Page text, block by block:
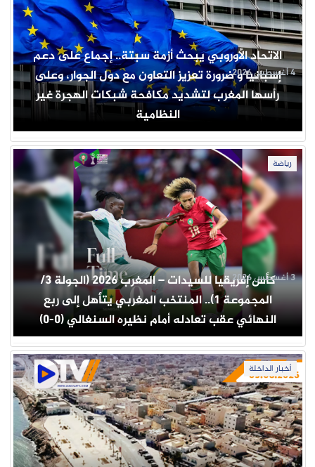
الاتحاد الأوروبي يبحث أزمة سبتة.. إجماع على دعم
إسبانيا و ضرورة تعزيز التعاون مع دول الجوار، وعلى
رأسها المغرب لتشديد مكافحة شبكات الهجرة غير
النظامية
4 أغسطس 2026
رياضة
كأس إفريقيا للسيدات – المغرب 2026 (الجولة 3/
المجموعة 1).. المنتخب المغربي يتأهل إلى ربع
النهائي عقب تعادله أمام نظيره السنغالي (0-0)
3 أغسطس 2026
أخبار الداخلة